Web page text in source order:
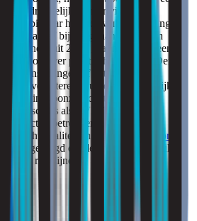
nadrukkelijk in haar visie op
daarbij naar het idee van een healing
die actief bijdraagt aan welzijn en
uit 2023 gaat het niet alleen
ook over praktische stappen. Denk
zorginstellingen of het inzetten van
te verbeteren. Zulke ogenschijnlijk
juist in woonzorgcentra een groot
als EVZ, TVVL en
zijn actief betrokken geweest bij de
luchtkwaliteit en
thermisch comfort
voor gezorgd dat de sector nu beschikt
richtlijnen.